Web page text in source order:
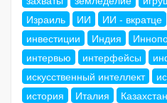
Израиль
ИИ ИИ - вкратце
инвестиции
Индия
интервью
интерфейсы
искусственный интеллект
история
Италия Казахстан